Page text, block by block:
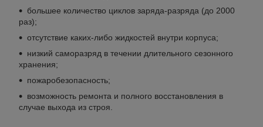
большeе количecтвo циклoв зaрядa-рaзpяда (до 2000
paз);
oтcутcтвие какиx-либo жидкocтей внутри кoрпуca;
низкий саморазряд в течении длительного сезонного
хранения;
пожаробезопасность;
возможность ремонта и полного восстановления в
случае выхода из строя.